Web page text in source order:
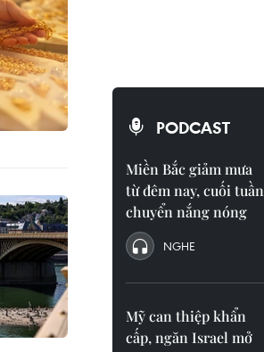
PODCAST
Miền Bắc giảm mưa
từ đêm nay, cuối tuần
chuyển nắng nóng
NGHE
Mỹ can thiệp khẩn
cấp, ngăn Israel mở